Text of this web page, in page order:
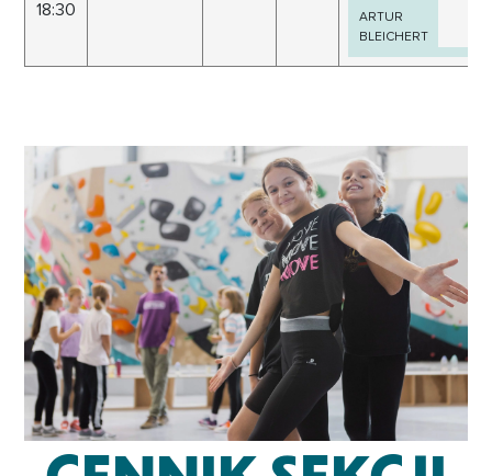
18:30
ARTUR
BLEICHERT